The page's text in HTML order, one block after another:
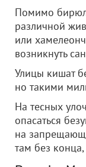
Помимо
различной
или
возникнуть
Улицы кишат
но такими
На тесных
опасаться
на
там без